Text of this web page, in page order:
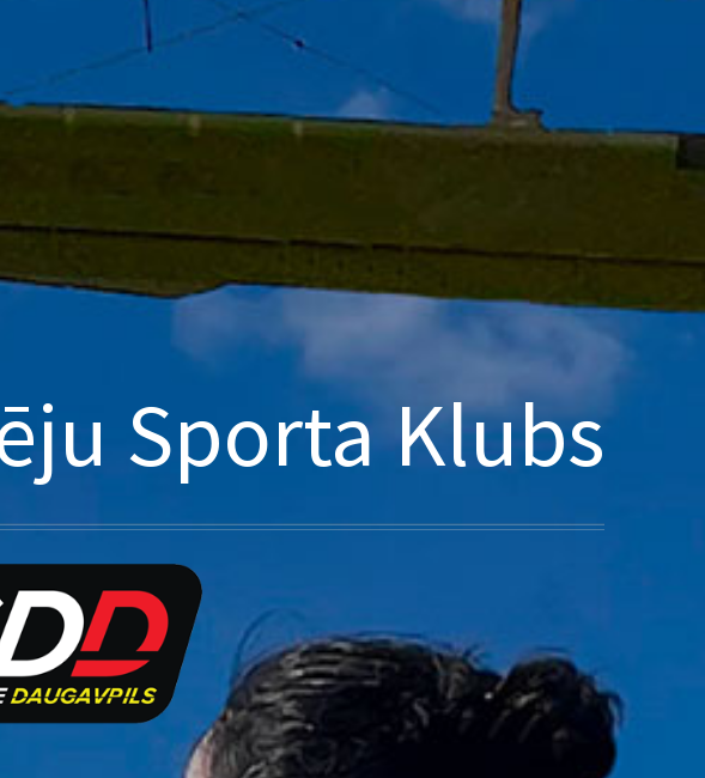
Sporta Klubs